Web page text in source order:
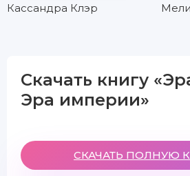
Кассандра Клэр
Скачать книгу
Эра империи»
СКАЧАТЬ ПОЛНУЮ